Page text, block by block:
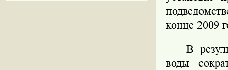
конце 2009
В
воды